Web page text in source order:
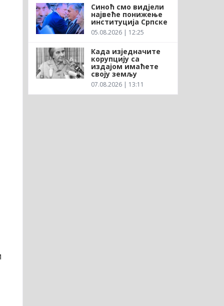
Синоћ смо видјели
највеће понижење
институција Српске
05.08.2026 | 12:25
Када изједначите
корупцију са
издајом имаћете
своју земљу
07.08.2026 | 13:11